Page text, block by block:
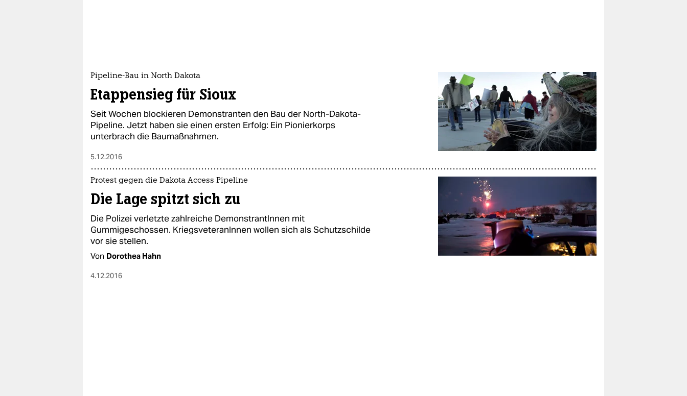
Pipeline-Bau in North Dakota
Etappensieg für Sioux
Seit Wochen blockieren Demonstranten den Bau der North-Dakota-
Pipeline. Jetzt haben sie einen ersten Erfolg: Ein Pionierkorps
unterbrach die Baumaßnahmen.
5.12.2016
Protest gegen die Dakota Access Pipeline
Die Lage spitzt sich zu
Die Polizei verletzte zahlreiche DemonstrantInnen mit
Gummigeschossen. KriegsveteranInnen wollen sich als Schutzschilde
vor sie stellen.
Von Dorothea Hahn
4.12.2016